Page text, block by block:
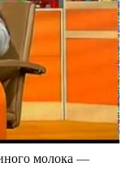
молока —